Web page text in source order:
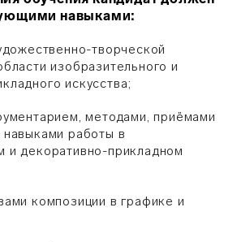
навыками:
творческой
изобразительного и
искусства;
методами, приёмами
навыками работы в
и декоративно-прикладном
композиции в графике и